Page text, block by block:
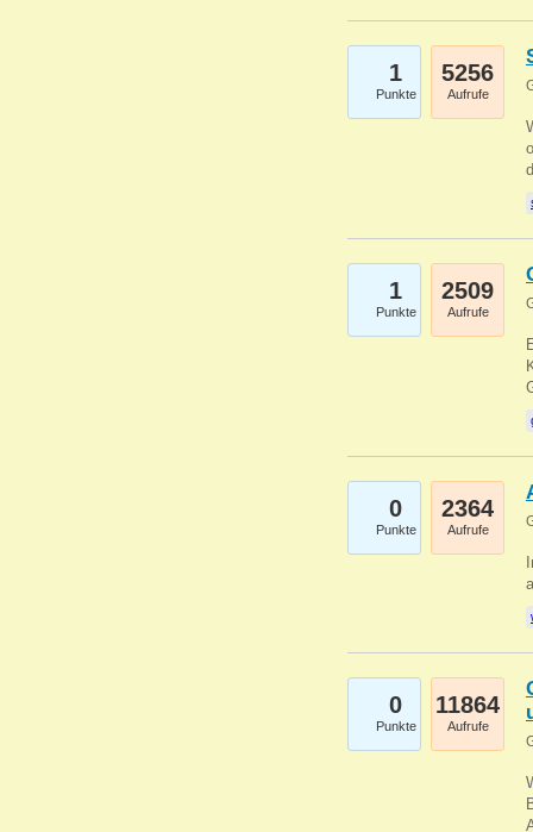
1
Punkte
5256
Aufrufe
1
Punkte
2509
Aufrufe
0
Punkte
2364
Aufrufe
0
Punkte
11864
Aufrufe